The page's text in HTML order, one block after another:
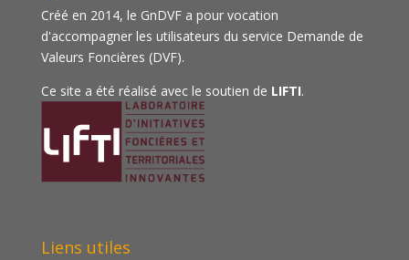
Créé en 2014, le GnDVF a pour vocation
d'accompagner les utilisateurs du service Demande de
Valeurs Foncières (DVF).
Ce site a été réalisé avec le soutien de LIFTI.
Liens utiles